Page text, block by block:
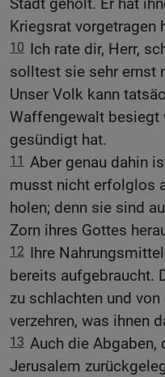
Stadt geholt. Er hat
Kriegsrat vorgetragen
10 Ich rate dir, Herr,
solltest sie sehr ernst
Unser Volk kann
Waffengewalt besiegt
gesündigt hat.
11 Aber genau dahin
musst nicht erfolglos
holen; denn sie sind
Zorn ihres Gottes
12 Ihre
bereits aufgebraucht.
zu schlachten und
verzehren, was ihnen
13 Auch die Abgaben,
Jerusalem